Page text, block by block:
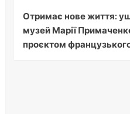
Отримає нове життя:
музей Марії
проєктом